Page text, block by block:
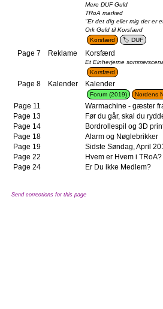
Mere DUF Guld
TRoA marked
"Er det dig eller mig der er
Ork Guld til Korsfærd
Korsfærd
DUF
Page 7 Reklame Korsfærd
Et Einherjerne
Korsfærd
Page 8 Kalender Kalender
Forum (2019) Nordens
Page 11
Warmachine - gæster
Page 13
Før du går, skal du
Page 14
Bordrollespil og 3D
Page 18
Alarm og Nøglebrikker
Page 19
Sidste Søndag, April
Page 22
Hvem er Hvem i TRoA?
Page 24
Er Du ikke Medlem?
Send corrections for this page